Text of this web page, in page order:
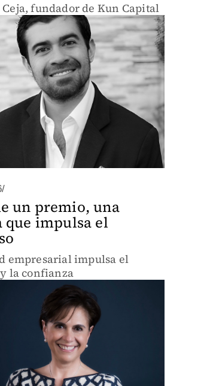
fundador de Kun Capital
un premio, una
que impulsa el
empresarial impulsa el
la confianza